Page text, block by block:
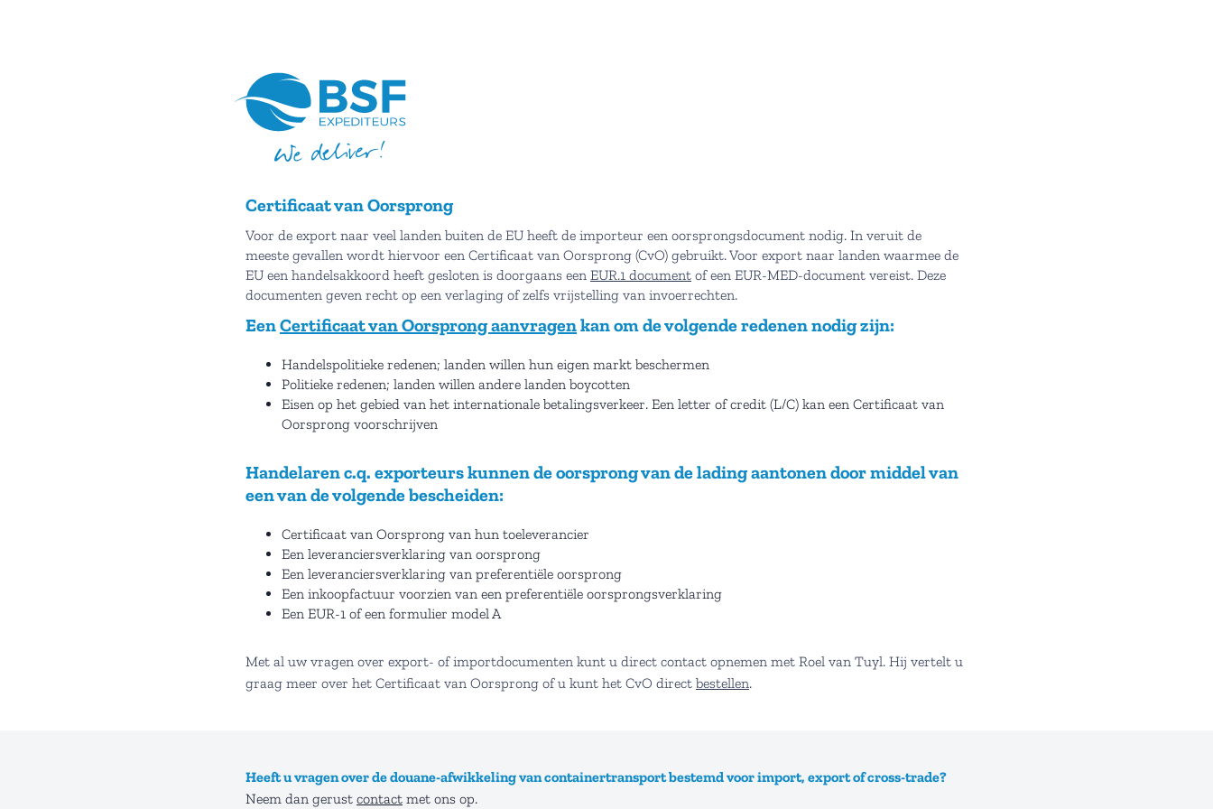
Certificaat van Oorsprong
Voor de export naar veel landen buiten de EU heeft de importeur een oorsprongsdocument nodig. In veruit de
meeste gevallen wordt hiervoor een Certificaat van Oorsprong (CvO) gebruikt. Voor export naar landen waarmee de
EU een handelsakkoord heeft gesloten is doorgaans een EUR.1 document of een EUR-MED-document vereist. Deze
documenten geven recht op een verlaging of zelfs vrijstelling van invoerrechten.
EenCertificaat van Oorsprong aanvragenkan om de volgende redenen nodig zijn:
Handelspolitieke redenen; landen willen hun eigen markt beschermen
Politieke redenen; landen willen andere landen boycotten
Eisen op het gebied van het internationale betalingsverkeer. Een letter of credit (L/C) kan een Certificaat van
Oorsprong voorschrijven
Handelaren c.q. exporteurs kunnen de oorsprong van de lading aantonen door middel van
een van de volgende bescheiden:
Certificaat van Oorsprong van hun toeleverancier
Een leveranciersverklaring van oorsprong
Een leveranciersverklaring van preferentiële oorsprong
Een inkoopfactuur voorzien van een preferentiële oorsprongsverklaring
Een EUR-1 of een formulier model A
Met al uw vragen over export- of importdocumenten kunt u direct contact opnemen met Roel van Tuyl. Hij vertelt u
graag meer over het Certificaat van Oorsprong of u kunt het CvO direct bestellen.
Heeft u vragen over de douane-afwikkeling van containertransport bestemd voor import, export of cross-trade?
Neem dan gerust contact met ons op.